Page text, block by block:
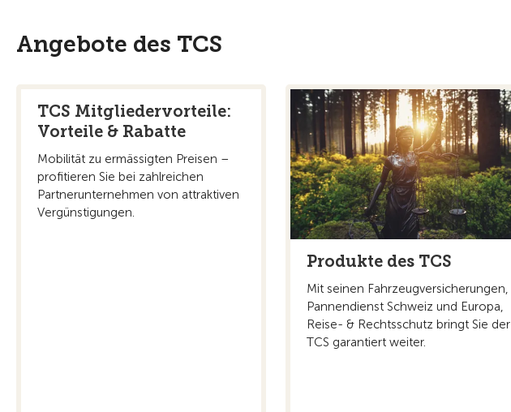
Angebote des TCS
TCS Mitgliedervorteile:
Vorteile & Rabatte
Mobilität zu ermässigten Preisen –
profitieren Sie bei zahlreichen
Partnerunternehmen von attraktiven
Vergünstigungen.
Produkte des TCS
Mit seinen Fahrzeugversicherungen,
Pannendienst Schweiz und Europa,
Reise- & Rechtsschutz bringt Sie der
TCS garantiert weiter.